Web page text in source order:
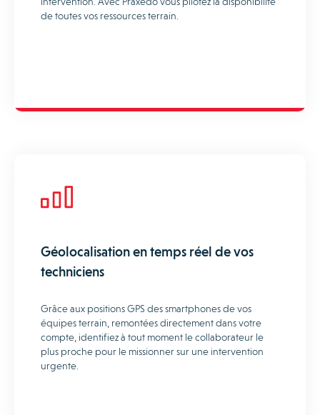
de toutes vos ressources terrain.
Géolocalisation en temps réel de vos
techniciens
Grâce aux positions GPS des smartphones de vos
équipes terrain, remontées directement dans votre
compte, identifiez à tout moment le collaborateur le
plus proche pour le missionner sur une intervention
urgente.